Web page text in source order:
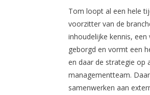
Tom loopt al een hele
voorzitter van de
inhoudelijke kennis,
geborgd en vormt een
en daar de strategie op
managementteam.
samenwerken aan